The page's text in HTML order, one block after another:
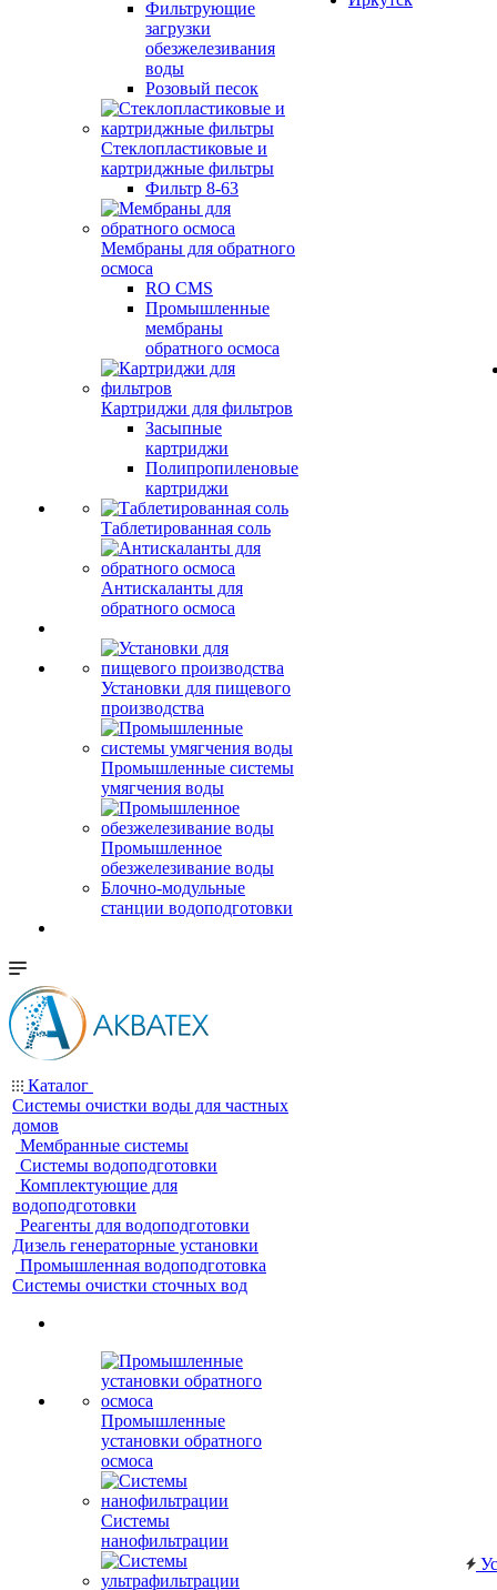
Фильтрующие
загрузки
обезжелезивания
воды
Розовый песок
Стеклопластиковые и
картриджные фильтры
Фильтр 8-63
Мембраны для обратного
осмоса
RO CMS
Промышленные
мембраны
обратного осмоса
Картриджи для фильтров
Засыпные
картриджи
Полипропиленовые
картриджи
Таблетированная соль
Антискаланты для
обратного осмоса
Установки для пищевого
производства
Промышленные системы
умягчения воды
Промышленное
обезжелезивание воды
Блочно-модульные
станции водоподготовки
Каталог
Системы очистки воды для частных
домов
Мембранные системы
Системы водоподготовки
Комплектующие для
водоподготовки
Реагенты для водоподготовки
Дизель генераторные установки
Промышленная водоподготовка
Системы очистки сточных вод
Промышленные
установки обратного
осмоса
Системы
нанофильтрации